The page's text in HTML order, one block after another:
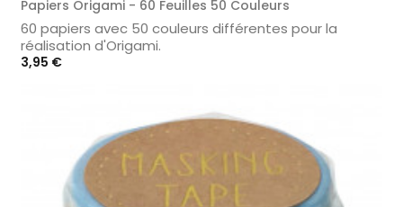
Papiers Origami - 60 Feuilles 50 Couleurs
60 papiers avec 50 couleurs différentes pour la
réalisation d'Origami.
Prix
3,95 €